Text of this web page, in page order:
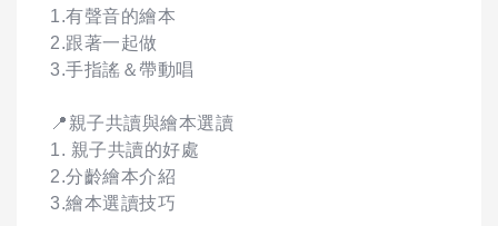
1.有聲音的繪本
2.跟著一起做
3.手指謠＆帶動唱
📍親子共讀與繪本選讀
1. 親子共讀的好處
2.分齡繪本介紹
3.繪本選讀技巧